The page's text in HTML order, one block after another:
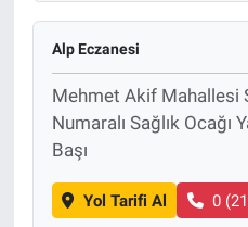
Alp Eczanesi
Mehmet Akif Mahallesi
Numaralı Sağlık Ocağı
Başı
Yol Tarifi Al 0